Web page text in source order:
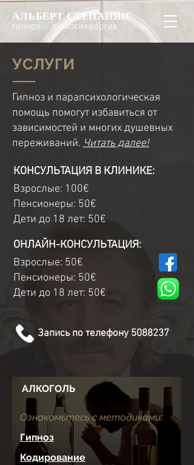
АЛЬБЕРТ СТЕПАНЯН
ГИПНОЗ ︱ ПАРАПСИХОЛОГИЯ
УСЛУГИ
Гипноз и парапсихологическая
помощь помогут избавиться от
зависимостей и многих душевных
переживаний. Читать далее!
КОНСУЛЬТАЦИЯ В КЛИНИКЕ:
Взрослые: 100€
Пенсионеры: 50€
Дети до 18 лет: 50€
ОНЛАЙН-КОНСУЛЬТАЦИЯ:
Взрослые: 50€
Пенсионеры: 50€
Дети до 18 лет: 50€
Запись по телефону 5088237
АЛКОГОЛЬ​​
Ознакомьтесь с методиками:
Гипноз
Кодирование